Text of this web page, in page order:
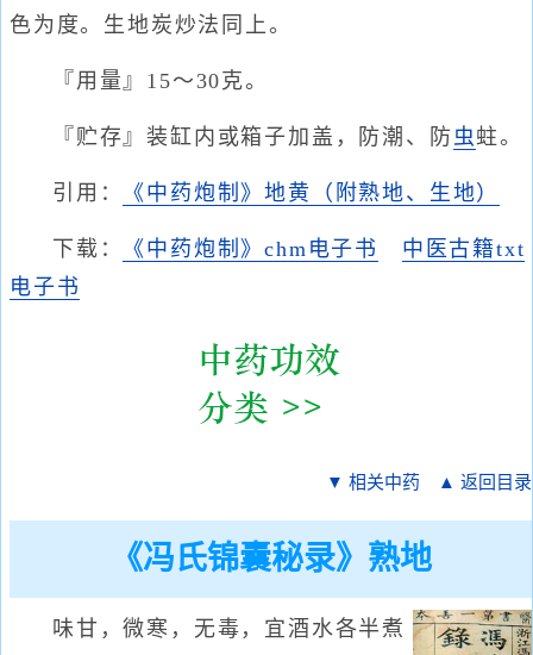
色为度。生地炭炒法同上。
『用量』15～30克。
『贮存』装缸内或箱子加盖，防潮、防虫蛀。
引用： 《中药炮制》地黄（附熟地、生地）
下载： 《中药炮制》chm电子书
中医古籍txt
电子书
▼ 相关中药 ▲ 返回目录
《冯氏锦囊秘录》熟地
味甘，微寒，无毒，宜酒水各半煮